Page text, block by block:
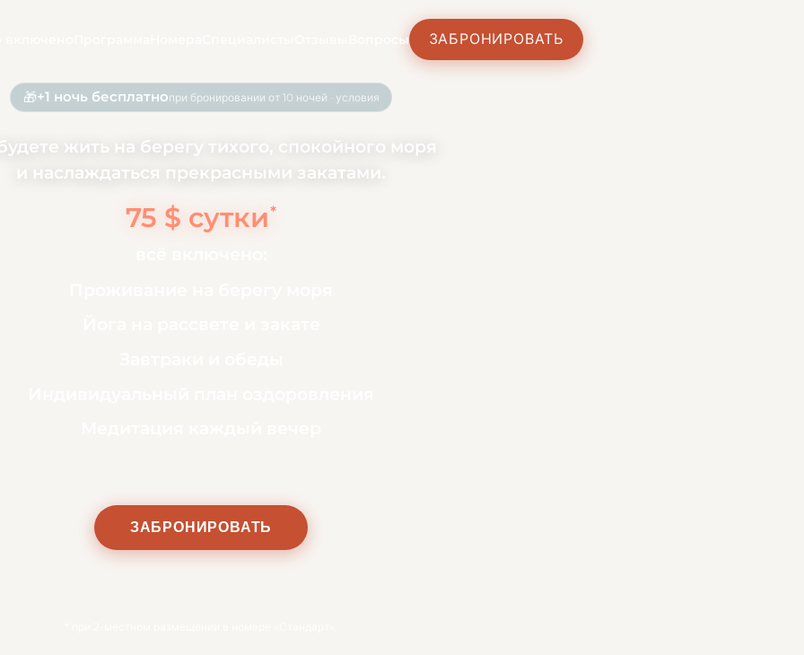
Вопросы ЗАБРОНИРОВАТЬ
🎁+1 ночь бесплатнопри бронировании от 10 ночей · условия
жить на берегу тихого, спокойного моря
и наслаждаться прекрасными закатами.
75 $ сутки*
ЗАБРОНИРОВАТЬ